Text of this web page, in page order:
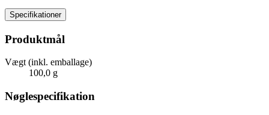
Specifikationer
Produktmål
Vægt (inkl. emballage)
100,0 g
Nøglespecifikation